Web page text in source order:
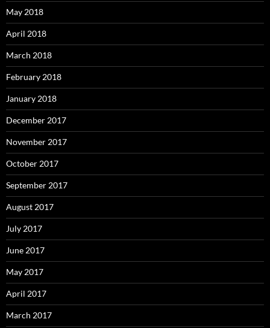
May 2018
April 2018
March 2018
February 2018
January 2018
December 2017
November 2017
October 2017
September 2017
August 2017
July 2017
June 2017
May 2017
April 2017
March 2017